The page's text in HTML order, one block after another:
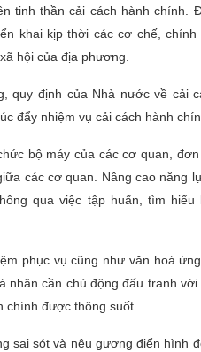
tinh thần cải cách hành chính.
khai kịp thời các cơ chế, chính
hội của địa phương.
quy định của Nhà nước về cải
đẩy nhiệm vụ cải cách hành
bộ máy của các cơ quan,
các cơ quan. Nâng cao năng
qua việc tập huấn, tìm hiểu
phục vụ cũng như văn hoá
nhân cần chủ động đấu tranh với
chính được thông suốt.
sai sót và nêu gương điển hình